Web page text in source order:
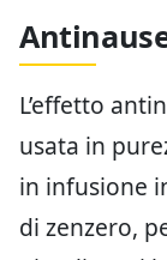
L’effetto
usata in
in infusione
di zenzero,